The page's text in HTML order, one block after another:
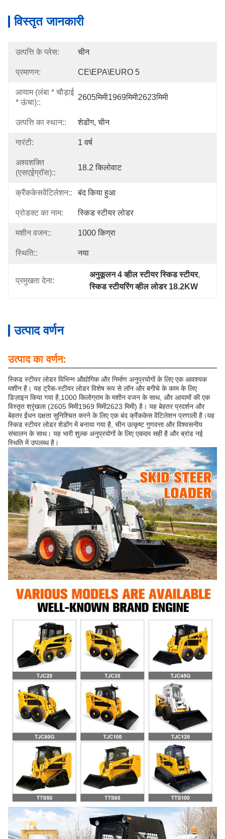
विस्तृत जानकारी
उत्पत्ति के प्लेस: चीन
प्रमाणन: CE\EPA\EURO 5
आयाम (लंबा * चौड़ाई
* ऊंचा)::
2605मिमी1969मिमी2623मिमी
उत्पत्ति का स्थान:: शेडोंग, चीन
गारंटी: 1 वर्ष
अश्वशक्ति
(एसएईग्रॉस)::
18.2 किलोवाट
क्रैंककेसवेंटिलेशन:: बंद किया हुआ
प्रोडक्ट का नाम: स्किड स्टीयर लोडर
मशीन वजन:: 1000 किग्रा
स्थिति:: नया
प्रमुखता देना:
अनुकूलन 4 व्हील स्टीयर स्किड स्टीयर,
स्किड स्टीयरिंग व्हील लोडर 18.2KW
उत्पाद वर्णन
उत्पाद का वर्णन:
स्किड स्टीयर लोडर विभिन्न औद्योगिक और निर्माण अनुप्रयोगों के लिए एक आवश्यक
मशीन है। यह ट्रैक-स्टीयर लोडर विशेष रूप से लॉन और बगीचे के काम के लिए
डिज़ाइन किया गया है,1000 किलोग्राम के मशीन वजन के साथ, और आयामों की एक
विस्तृत श्रृंखला (2605 मिमी1969 मिमी2623 मिमी) है। यह बेहतर प्रदर्शन और
बेहतर ईंधन दक्षता सुनिश्चित करने के लिए एक बंद क्रैंककेस वेंटिलेशन प्रणाली है।यह
स्किड स्टीयर लोडर शेडोंग में बनाया गया है, चीन उत्कृष्ट गुणवत्ता और विश्वसनीय
संचालन के साथ। यह भारी शुल्क अनुप्रयोगों के लिए एकदम सही है और ब्रांड नई
स्थिति में उपलब्ध है।